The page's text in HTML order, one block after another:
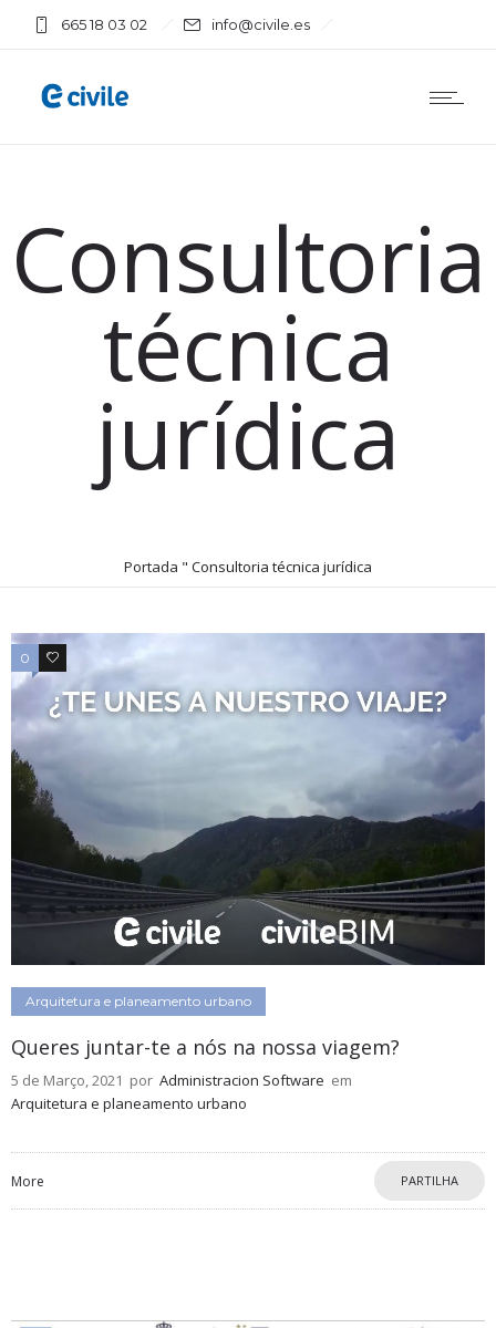
665 18 03 02 info@civile.es
Consultoria
técnica
jurídica
Portada " Consultoria técnica jurídica
0 0
Arquitetura e planeamento urbano
Queres juntar-te a nós na nossa viagem?
5 de Março, 2021 por Administracion Software em
Arquitetura e planeamento urbano
More PARTILHA